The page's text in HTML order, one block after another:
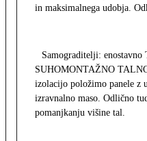
in maksimalnega udobja.
Samograditelji:
SUHOMONTAŽNO
izolacijo položimo panele z
izravnalno maso. Odlično
pomanjkanju višine tal.